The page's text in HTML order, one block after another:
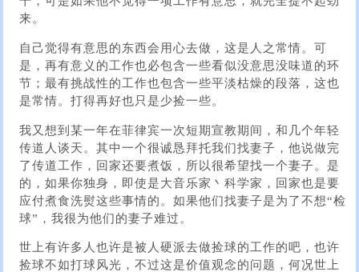
来。
自己觉得有意思的东西会用心去做，这是人之常情。可
是，再有意义的工作也必包含一些看似没意思没味道的环
节；最有挑战性的工作也包含一些平淡枯燥的段落，这也
是常情。打得再好也只是少捡一些。
我又想到某一年在菲律宾一次短期宣教期间，和几个年轻
传道人谈天。其中一个很诚恳拜托我们找妻子，他说做完
了传道工作，回家还要煮饭，所以很希望找一个妻子。是
的，如果你独身，即使是大音乐家丶科学家，回家也是要
应付煮食洗熨这些事情的。如果他们找妻子是为了不想“检
球”，我很为他们的妻子难过。
世上有许多人也许是被人硬派去做捡球的工作的吧，也许
捡球不如打球风光，不过这是价值观念的问题，何况世上